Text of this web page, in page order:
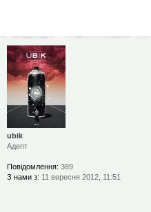
ubik
Адепт
Повідомлення: 389
З нами з: 11 вересня 2012, 11:51